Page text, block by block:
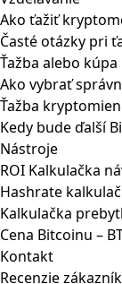
Ako ťažiť
Časté otázky pri
Ťažba alebo
Ako vybrať
Ťažba
Kedy bude ďalší
Nástroje
ROI Kalkulačka
Hashrate
Kalkulačka
Cena Bitcoinu –
Kontakt
Recenzie